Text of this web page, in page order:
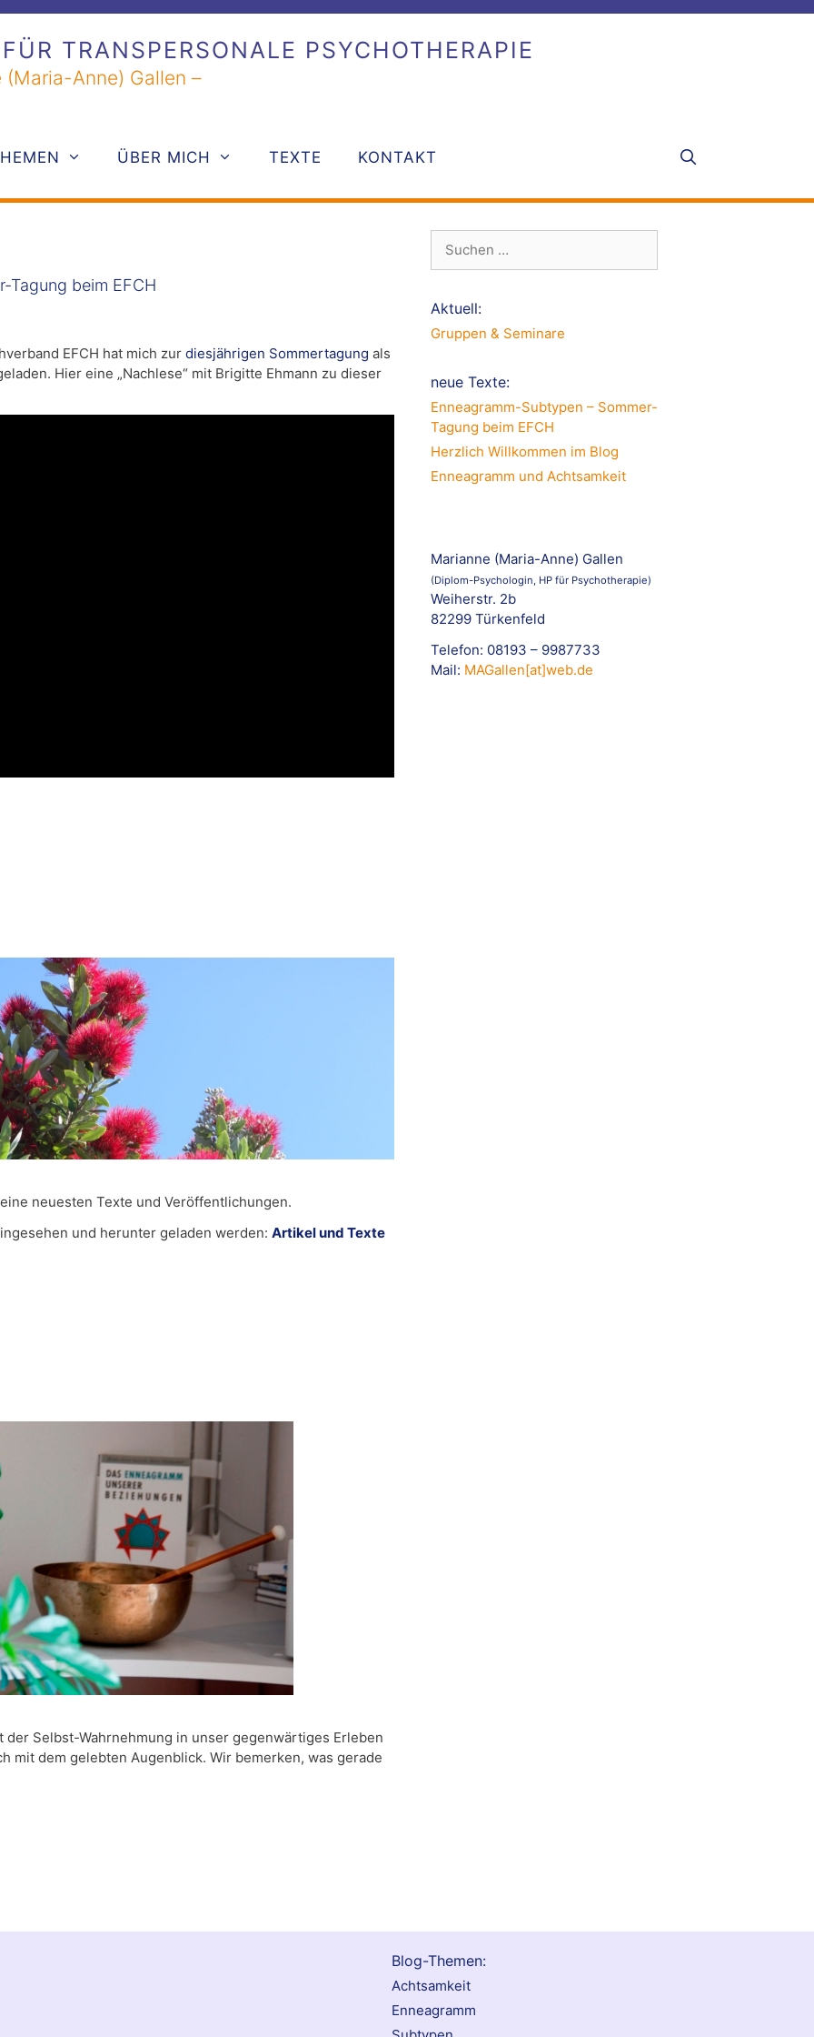
TRANSPERSONALE PSYCHOTHERAPIE
(Maria-Anne) Gallen –
ÜBER MICH TEXTE KONTAKT
Tagung beim EFCH
EFCH hat mich zur diesjährigen Sommertagung als
Hier eine „Nachlese“ mit Brigitte Ehmann zu dieser
neuesten Texte und Veröffentlichungen.
und herunter geladen werden: Artikel und Texte
Selbst-Wahrnehmung in unser gegenwärtiges Erleben
mit dem gelebten Augenblick. Wir bemerken, was gerade
nach:
Aktuell:
Gruppen & Seminare
neue Texte:
Enneagramm-Subtypen – Sommer-
Tagung beim EFCH
Herzlich Willkommen im Blog
Enneagramm und Achtsamkeit
Marianne (Maria-Anne) Gallen
(Diplom-Psychologin, HP für Psychotherapie)
Weiherstr. 2b
82299 Türkenfeld
Telefon: 08193 – 9987733
Mail: MAGallen[at]web.de
Blog-Themen:
Achtsamkeit
Enneagramm